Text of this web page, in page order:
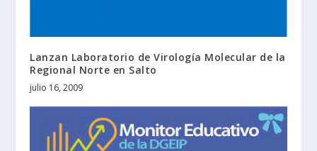
Lanzan Laboratorio de Virología Molecular de la
Regional Norte en Salto
julio 16, 2009